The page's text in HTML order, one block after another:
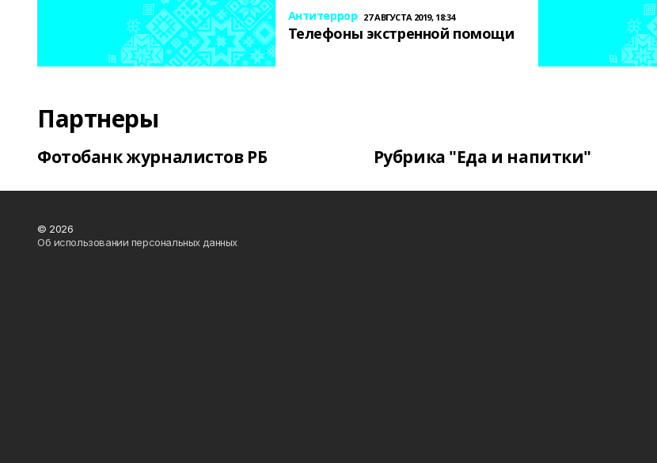
Антитеррор 27 АВГУСТА 2019, 18:34
Телефоны экстренной помощи
Партнеры
Фотобанк журналистов РБ Рубрика "Еда и напитки"
© 2026
Об использовании персональных данных